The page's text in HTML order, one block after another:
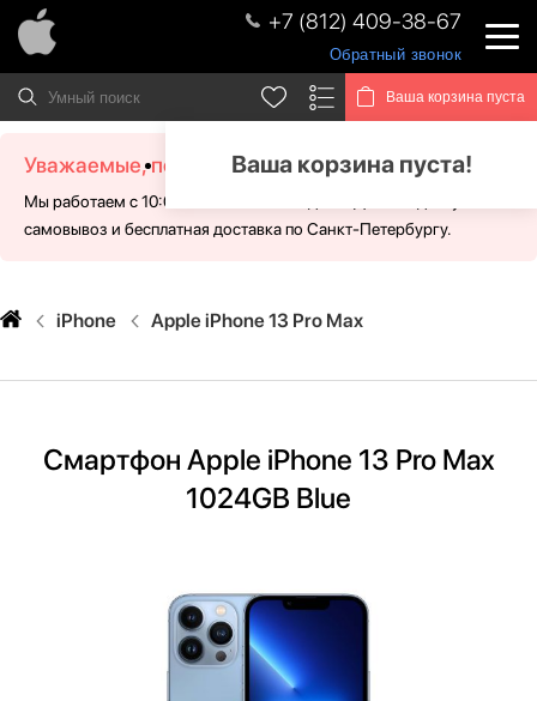
+7 (812) 409-38-67
Обратный звонок
Ваша корзина пуста
Ваша корзина пуста!
Уважаемые, посетители!
Мы работаем с 10:00 - 21:00 без выходных. Для Вас доступен
самовывоз и бесплатная доставка по Санкт-Петербургу.
iPhone Apple iPhone 13 Pro Max
Смартфон Apple iPhone 13 Pro Max
1024GB Blue